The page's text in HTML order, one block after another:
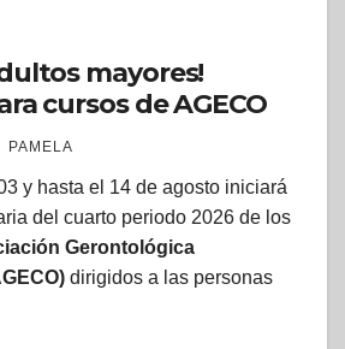
mayores!
cursos de AGECO
lunes, en Alajuela
PAMELA
y hasta el 14 de agosto iniciará
del cuarto periodo 2026 de los
Gerontológica
dirigidos a las personas